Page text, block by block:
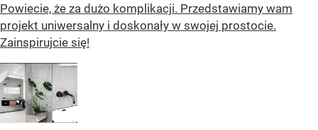
Powiecie, że za dużo komplikacji. Przedstawiamy wam
projekt uniwersalny i doskonały w swojej prostocie.
Zainspirujcie się!